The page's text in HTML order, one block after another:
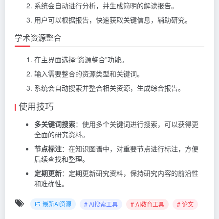
系统会自动进行分析，并生成简明的解读报告。
用户可以根据报告，快速获取关键信息，辅助研究。
学术资源整合
在主界面选择“资源整合”功能。
输入需要整合的资源类型和关键词。
系统会自动搜索并整合相关资源，生成综合报告。
使用技巧
多关键词搜索：使用多个关键词进行搜索，可以获得更
全面的研究资料。
节点标注：在知识图谱中，对重要节点进行标注，方便
后续查找和整理。
定期更新：定期更新研究资料，保持研究内容的前沿性
和准确性。
最新AI资源 # AI搜索工具 # AI教育工具 # 论文